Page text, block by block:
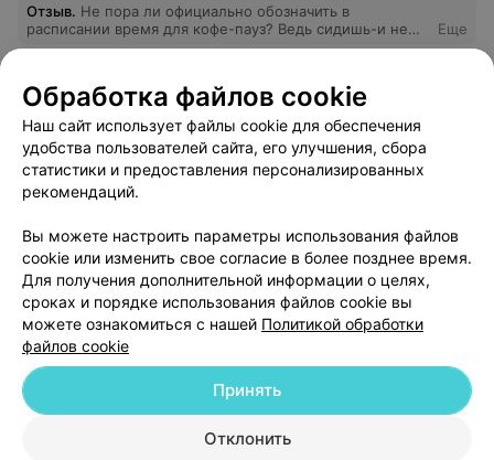
Отзыв. Не пора ли официально обозначить в
расписании время для кофе-пауз? Ведь сидишь-и не
знаешь-когда же она случится бывает есть что то
Еще
Отзывы
Добавить компанию
Добавить специалиста
Новости проекта Размещение рекламы
Обработка файлов cookie
Наш сайт использует файлы cookie для обеспечения
удобства пользователей сайта, его улучшения, сбора
статистики и предоставления персонализированных
рекомендаций.
Вы можете настроить параметры использования файлов
cookie или изменить свое согласие в более позднее время.
Для получения дополнительной информации о целях,
сроках и порядке использования файлов cookie вы
можете ознакомиться с нашей Политикой обработки
файлов cookie
Отклонить
Принять